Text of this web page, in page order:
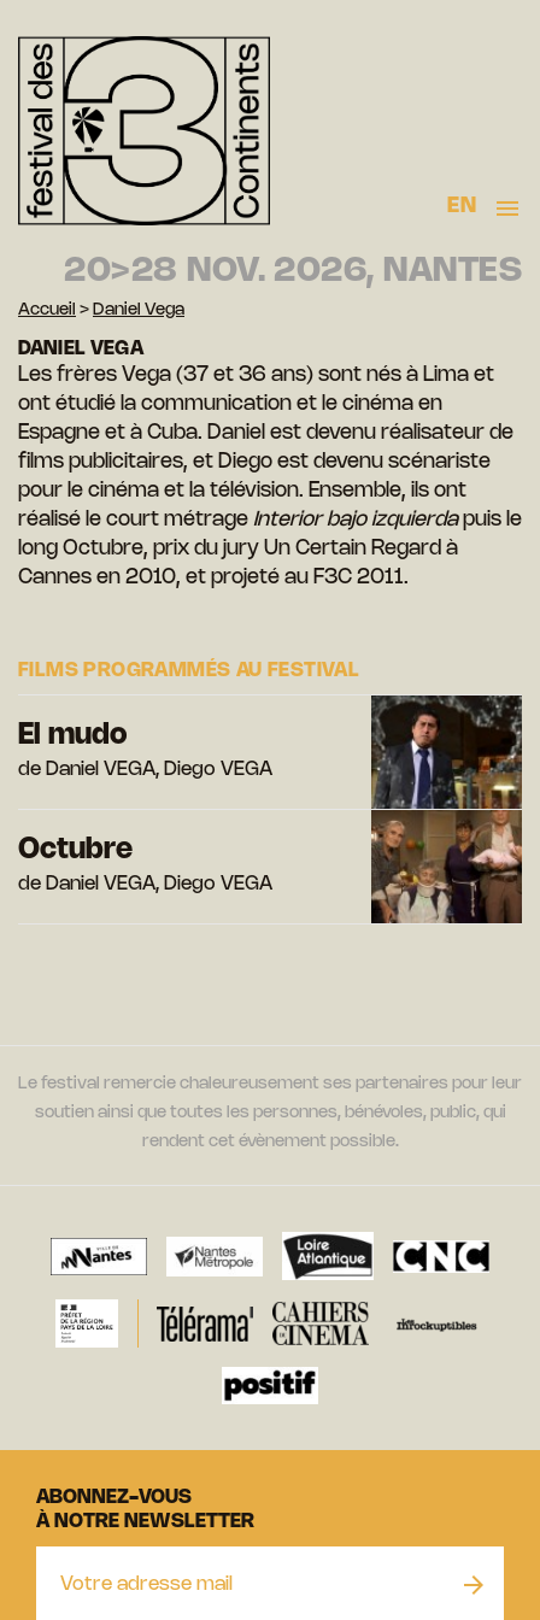
EN
20>28 NOV. 2026, NANTES
Accueil > Daniel Vega
DANIEL VEGA
Les frères Vega (37 et 36 ans) sont nés à Lima et
ont étudié la communication et le cinéma en
Espagne et à Cuba. Daniel est devenu réalisateur de
films publicitaires, et Diego est devenu scénariste
pour le cinéma et la télévision. Ensemble, ils ont
réalisé le court métrage Interior bajo izquierdapuis le
long Octubre, prix du jury Un Certain Regard à
Cannes en 2010, et projeté au F3C 2011.
FILMS PROGRAMMÉS AU FESTIVAL
El mudo
de Daniel VEGA, Diego VEGA
Octubre
de Daniel VEGA, Diego VEGA
Le festival remercie chaleureusement ses partenaires pour leur
soutien ainsi que toutes les personnes, bénévoles, public, qui
rendent cet évènement possible.
ABONNEZ-VOUS
À NOTRE NEWSLETTER